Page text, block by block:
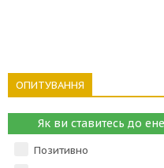
ОПИТУВАННЯ
Як ви ставитесь до
Позитивно